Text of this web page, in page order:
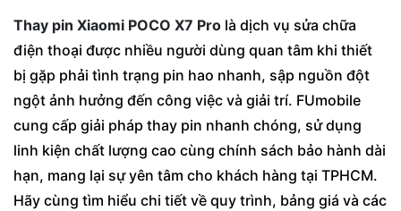
Thay pin Xiaomi POCO X7 Pro là dịch vụ sửa chữa
điện thoại được nhiều người dùng quan tâm khi thiết
bị gặp phải tình trạng pin hao nhanh, sập nguồn đột
ngột ảnh hưởng đến công việc và giải trí. FUmobile
cung cấp giải pháp thay pin nhanh chóng, sử dụng
linh kiện chất lượng cao cùng chính sách bảo hành dài
hạn, mang lại sự yên tâm cho khách hàng tại TPHCM.
Hãy cùng tìm hiểu chi tiết về quy trình, bảng giá và các